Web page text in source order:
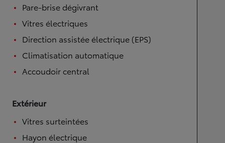
Pare-brise dégivrant
Vitres électriques
Direction assistée électrique (EPS)
Climatisation automatique
Accoudoir central
Extérieur
Vitres surteintées
Hayon électrique